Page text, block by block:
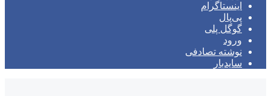
اینستاگرام
پی‌پال
گوگل پلی
ورود
نوشته تصادفی
سایدبار